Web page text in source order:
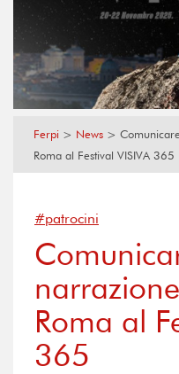
Ferpi > News >
Roma al Festival VISIVA 365
#patrocini
Roma al
365